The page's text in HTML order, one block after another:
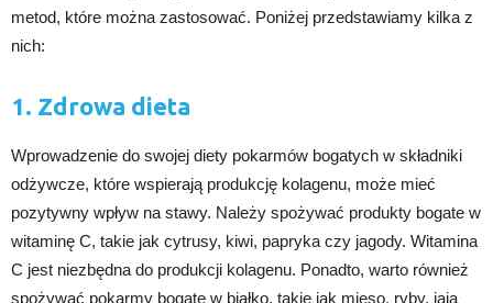
metod, które można zastosować. Poniżej przedstawiamy kilka z
nich:
1. Zdrowa dieta
Wprowadzenie do swojej diety pokarmów bogatych w składniki
odżywcze, które wspierają produkcję kolagenu, może mieć
pozytywny wpływ na stawy. Należy spożywać produkty bogate w
witaminę C, takie jak cytrusy, kiwi, papryka czy jagody. Witamina
C jest niezbędna do produkcji kolagenu. Ponadto, warto również
spożywać pokarmy bogate w białko, takie jak mięso, ryby, jaja